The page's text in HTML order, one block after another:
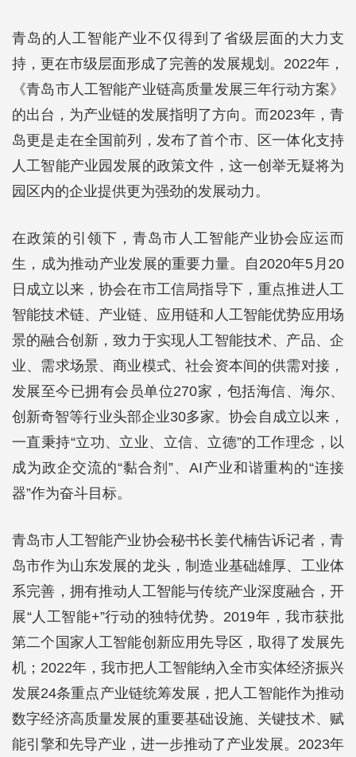
青岛的人工智能产业不仅得到了省级层面的大力支
持，更在市级层面形成了完善的发展规划。2022年，
《青岛市人工智能产业链高质量发展三年行动方案》
的出台，为产业链的发展指明了方向。而2023年，青
岛更是走在全国前列，发布了首个市、区一体化支持
人工智能产业园发展的政策文件，这一创举无疑将为
园区内的企业提供更为强劲的发展动力。
在政策的引领下，青岛市人工智能产业协会应运而
生，成为推动产业发展的重要力量。自2020年5月20
日成立以来，协会在市工信局指导下，重点推进人工
智能技术链、产业链、应用链和人工智能优势应用场
景的融合创新，致力于实现人工智能技术、产品、企
业、需求场景、商业模式、社会资本间的供需对接，
发展至今已拥有会员单位270家，包括海信、海尔、
创新奇智等行业头部企业30多家。协会自成立以来，
一直秉持“立功、立业、立信、立德”的工作理念，以
成为政企交流的“黏合剂”、AI产业和谐重构的“连接
器”作为奋斗目标。
青岛市人工智能产业协会秘书长姜代楠告诉记者，青
岛市作为山东发展的龙头，制造业基础雄厚、工业体
系完善，拥有推动人工智能与传统产业深度融合，开
展“人工智能+”行动的独特优势。2019年，我市获批
第二个国家人工智能创新应用先导区，取得了发展先
机；2022年，我市把人工智能纳入全市实体经济振兴
发展24条重点产业链统筹发展，把人工智能作为推动
数字经济高质量发展的重要基础设施、关键技术、赋
能引擎和先导产业，进一步推动了产业发展。2023年